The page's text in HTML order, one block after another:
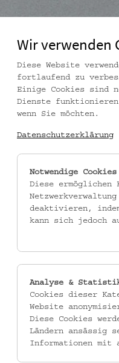
ab 21:30 Uhr
Wien wieder acht
als Grünoase im
freiem Himmel. Der
die letzte Zehe im
Wir verwenden
Diese Website
fortlaufend zu
Einige Cookies sind
Dienste
wenn Sie möchten.
Datenschutzerklärung
Notwendige Cookies
Diese ermöglichen
deaktivieren,
kann sich jedoch
Analyse &
Cookies dieser
Website
Diese Cookies
Ländern ansässig
Informationen mit